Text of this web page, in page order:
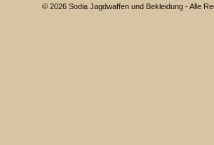
© 2026 Sodia Jagdwaffen und Bekleidung - Alle